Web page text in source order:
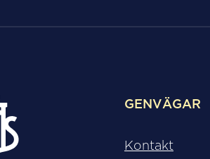
GENVÄGAR
Kontakt